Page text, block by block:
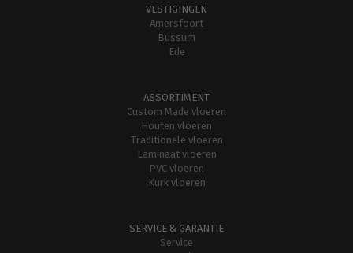
VESTIGINGEN
Amersfoort
Bussum
Ede
ASSORTIMENT
Custom Made vloeren
Houten vloeren
Traditionele vloeren
Laminaat vloeren
PVC vloeren
Kurk vloeren
SERVICE & GARANTIE
Service